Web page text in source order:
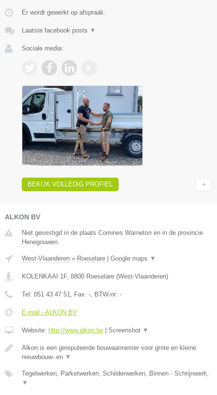
Er wordt gewerkt op afspraak.
Laatste facebook posts ▼
Sociale media:
BEKIJK VOLLEDIG PROFIEL
ALKON BV
Niet gevestigd in de plaats Comines Warneton en in de provincie
Henegouwen.
West-Vlaanderen » Roeselare Google maps ▼
KOLENKAAI 1F, 8800 Roeselare (West-Vlaanderen)
Tel: 051 43 47 51, Fax: -, BTW-nr: -
E-mail › ALKON BV
Website: http://www.alkon.be Screenshot ▼
Alkon is een gereputeerde bouwaannemer voor grote en kleine
nieuwbouw- en ▼
Tegelwerken, Parketwerken, Schilderwerken, Binnen - Schrijnwerk,
▼